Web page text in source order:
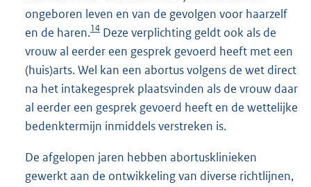
ongeboren leven en van de gevolgen voor haarzelf
en de haren.14 Deze verplichting geldt ook als de
vrouw al eerder een gesprek gevoerd heeft met een
(huis)arts. Wel kan een abortus volgens de wet direct
na het intakegesprek plaatsvinden als de vrouw daar
al eerder een gesprek gevoerd heeft en de wettelijke
bedenktermijn inmiddels verstreken is.
De afgelopen jaren hebben abortusklinieken
gewerkt aan de ontwikkeling van diverse richtlijnen,